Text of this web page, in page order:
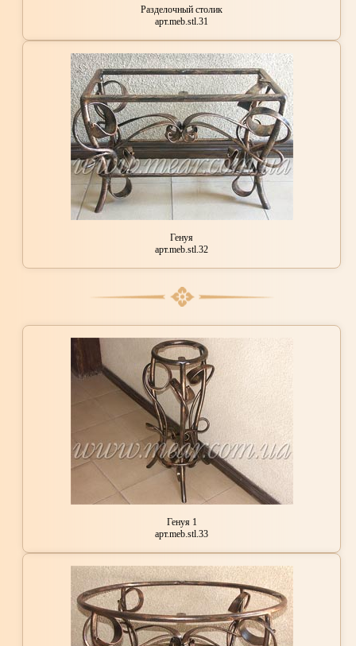
Разделочный столик
арт.meb.stl.31
Генуя
арт.meb.stl.32
Генуя 1
арт.meb.stl.33